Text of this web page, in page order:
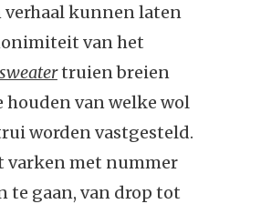
kunnen laten
van het
truien breien
houden van welke wol
worden vastgesteld.
varken met nummer
te gaan, van drop tot